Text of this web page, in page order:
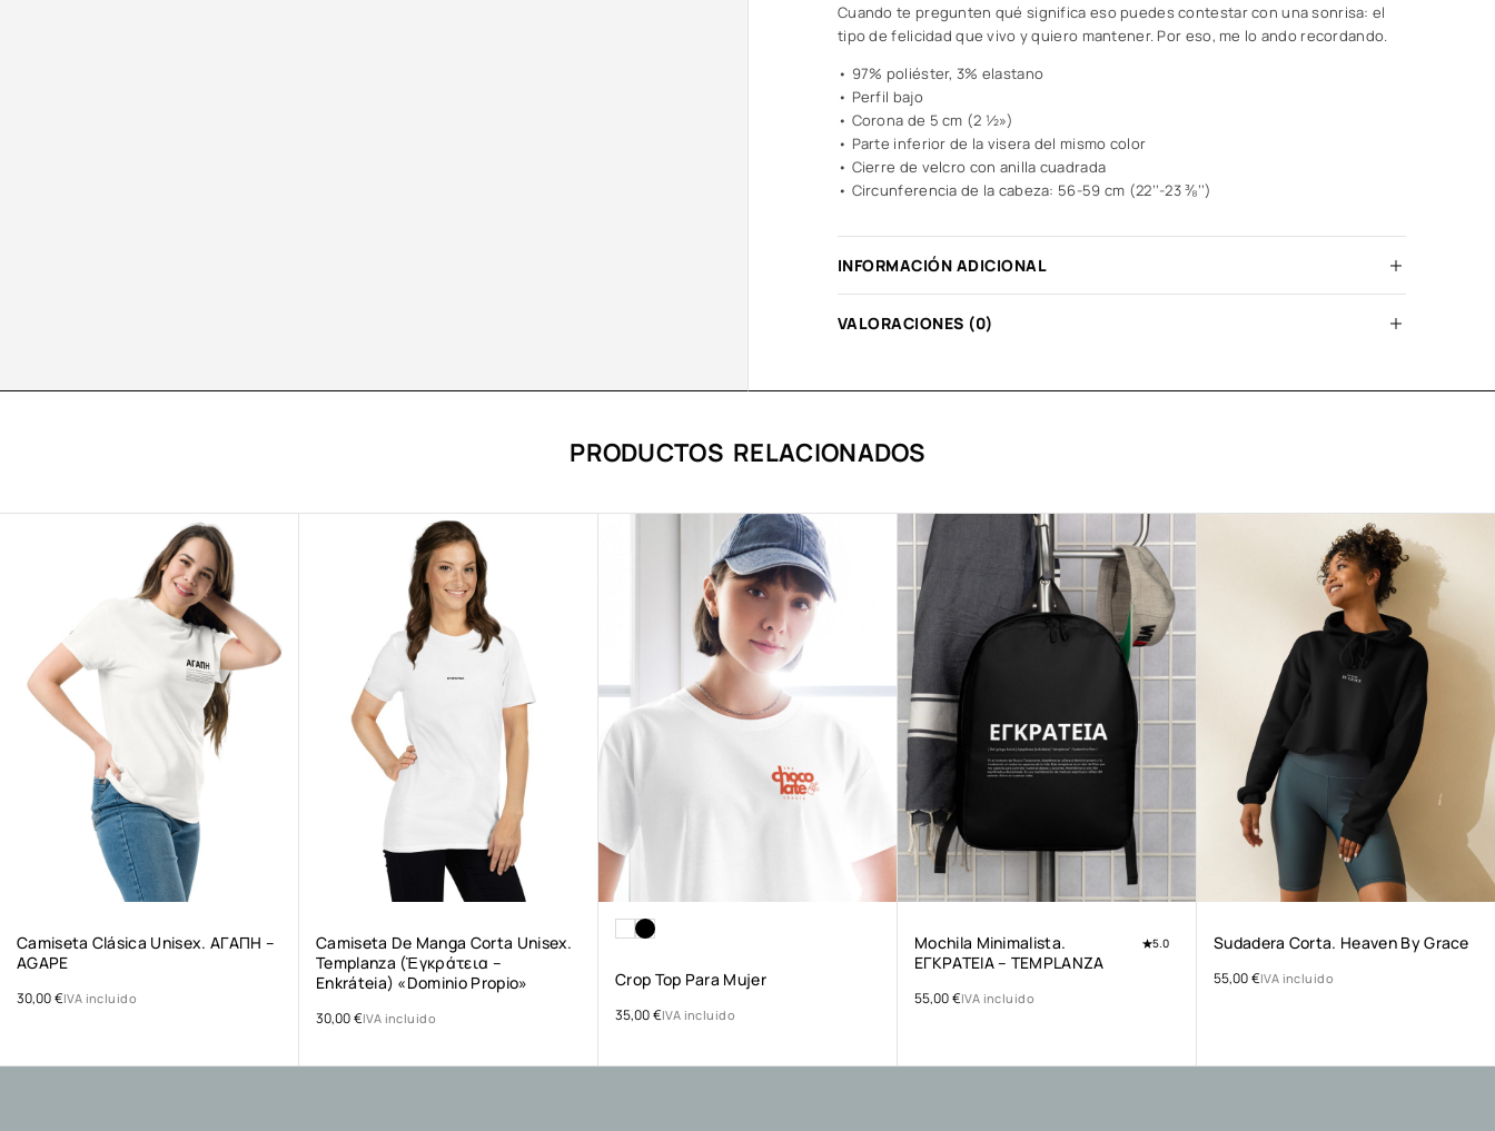
Cuando te pregunten qué significa eso puedes contestar con una sonrisa: el
tipo de felicidad que vivo y quiero mantener. Por eso, me lo ando recordando.
• 97% poliéster, 3% elastano
• Perfil bajo
• Corona de 5 cm (2 ½»)
• Parte inferior de la visera del mismo color
• Cierre de velcro con anilla cuadrada
• Circunferencia de la cabeza: 56-59 cm (22’’-23 ⅜’’)
INFORMACIÓN ADICIONAL
VALORACIONES (0)
PRODUCTOS RELACIONADOS
Camiseta Clásica Unisex. ΑΓΑΠΗ –
AGAPE
30,00€IVA incluido
Camiseta De Manga Corta Unisex.
Templanza (ἐγκράτεια –
Enkráteia) «Dominio Propio»
30,00€IVA incluido
Crop Top Para Mujer
35,00€IVA incluido
Mochila Minimalista.
ΕΓΚΡΑΤΕΙΑ – TEMPLANZA
5.0
55,00€IVA incluido
Sudadera Corta. Heaven By Grace
55,00€IVA incluido